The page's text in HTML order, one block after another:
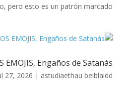
pero esto es un patrón marcado...
EMOJIS, Engaños de Satanás
27, 2026 | astudiaethau beiblaidd